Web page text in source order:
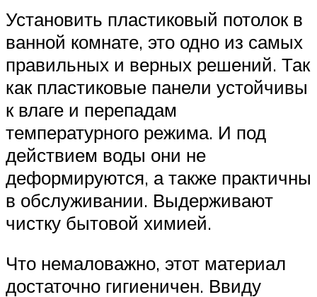
Установить пластиковый потолок в
ванной комнате, это одно из самых
правильных и верных решений. Так
как пластиковые панели устойчивы
к влаге и перепадам
температурного режима. И под
действием воды они не
деформируются, а также практичны
в обслуживании. Выдерживают
чистку бытовой химией.
Что немаловажно, этот материал
достаточно гигиеничен. Ввиду